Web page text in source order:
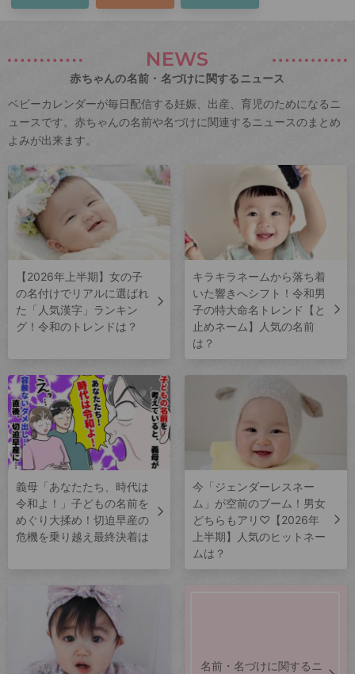
NEWS
赤ちゃんの名前・名づけに関するニュース
ベビーカレンダーが毎日配信する妊娠、出産、育児のためになるニ
ュースです。赤ちゃんの名前や名づけに関連するニュースのまとめ
よみが出来ます。
【2026年上半期】女の子
の名付けでリアルに選ばれ
た「人気漢字」ランキン
グ！令和のトレンドは？
キラキラネームから落ち着
いた響きへシフト！令和男
子の特大命名トレンド【と
止めネーム】人気の名前
は？
義母「あなたたち、時代は
令和よ！」子どもの名前を
めぐり大揉め！切迫早産の
危機を乗り越え最終決着は
今「ジェンダーレスネー
ム」が空前のブーム！男女
どちらもアリ♡【2026年
上半期】人気のヒットネー
ムは？
名前・名づけに関するニ